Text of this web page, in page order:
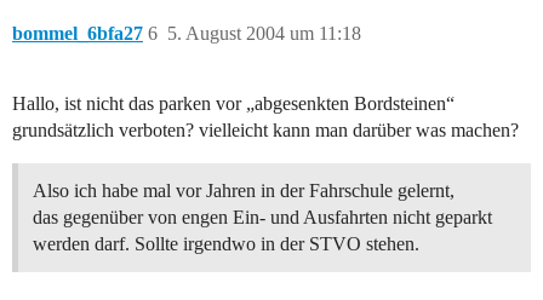
bommel_6bfa27 5. August 2004 um 11:18
6
Hallo, ist nicht das parken vor „abgesenkten Bordsteinen“
grundsätzlich verboten? vielleicht kann man darüber was machen?
Also ich habe mal vor Jahren in der Fahrschule gelernt,
das gegenüber von engen Ein- und Ausfahrten nicht geparkt
werden darf. Sollte irgendwo in der STVO stehen.